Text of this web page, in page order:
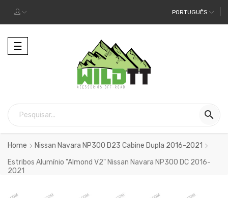
PORTUGUÊS
Alternar
a
☰

Home
Nissan Navara NP300 D23 Cabine Dupla 2016-2021
Estribos Alumínio "Almond V2" Nissan Navara NP300 DC 2016-
2021